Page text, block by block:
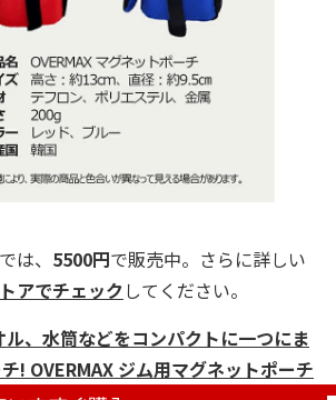
は、 5500円で販売中。さらに詳しい
アでチェックしてください。
、水筒などをコンパクトに一つにま
! OVERMAX ジム用マグネットポーチ